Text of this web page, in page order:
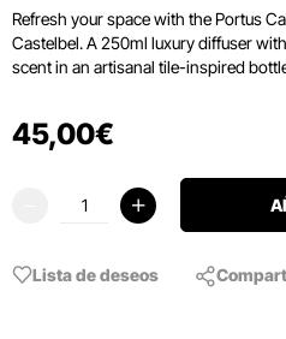
Refresh your space with the Portus
Castelbel. A 250ml luxury diffuser
scent in an artisanal tile-inspired
45,00€
Lista de deseos